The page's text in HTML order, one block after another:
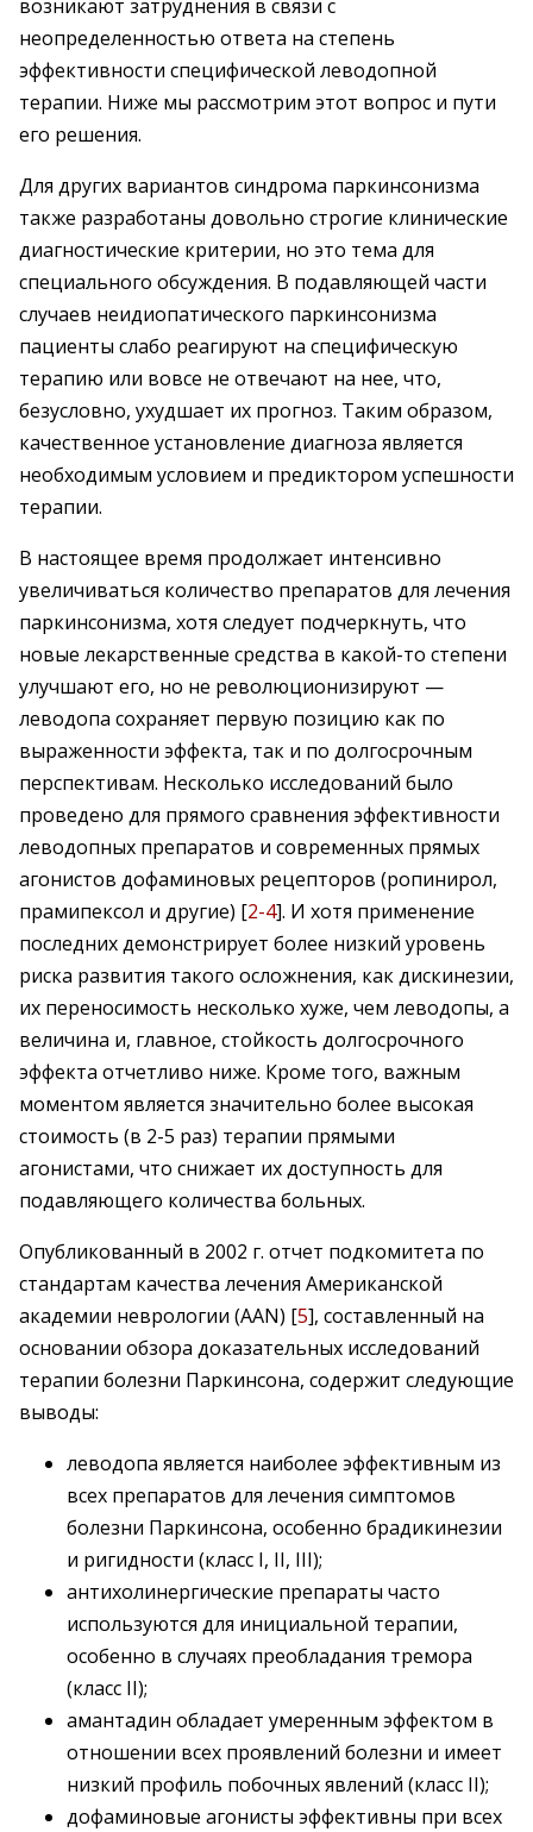
возникают затруднения в связи с
неопределенностью ответа на степень
эффективности специфической леводопной
терапии. Ниже мы рассмотрим этот вопрос и пути
его решения.
Для других вариантов синдрома паркинсонизма
также разработаны довольно строгие клинические
диагностические критерии, но это тема для
специального обсуждения. В подавляющей части
случаев неидиопатического паркинсонизма
пациенты слабо реагируют на специфическую
терапию или вовсе не отвечают на нее, что,
безусловно, ухудшает их прогноз. Таким образом,
качественное установление диагноза является
необходимым условием и предиктором успешности
терапии.
В настоящее время продолжает интенсивно
увеличиваться количество препаратов для лечения
паркинсонизма, хотя следует подчеркнуть, что
новые лекарственные средства в какой-то степени
улучшают его, но не революционизируют —
леводопа сохраняет первую позицию как по
выраженности эффекта, так и по долгосрочным
перспективам. Несколько исследований было
проведено для прямого сравнения эффективности
леводопных препаратов и современных прямых
агонистов дофаминовых рецепторов (ропинирол,
прамипексол и другие) [2-4]. И хотя применение
последних демонстрирует более низкий уровень
риска развития такого осложнения, как дискинезии,
их переносимость несколько хуже, чем леводопы, а
величина и, главное, стойкость долгосрочного
эффекта отчетливо ниже. Кроме того, важным
моментом является значительно более высокая
стоимость (в 2-5 раз) терапии прямыми
агонистами, что снижает их доступность для
подавляющего количества больных.
Опубликованный в 2002 г. отчет подкомитета по
стандартам качества лечения Американской
академии неврологии (AAN) [5], составленный на
основании обзора доказательных исследований
терапии болезни Паркинсона, содержит следующие
выводы:
леводопа является наиболее эффективным из
всех препаратов для лечения симптомов
болезни Паркинсона, особенно брадикинезии
и ригидности (класс I, II, III);
антихолинергические препараты часто
используются для инициальной терапии,
особенно в случаях преобладания тремора
(класс II);
амантадин обладает умеренным эффектом в
отношении всех проявлений болезни и имеет
низкий профиль побочных явлений (класс II);
дофаминовые агонисты эффективны при всех